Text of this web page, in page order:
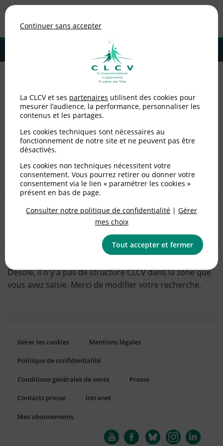
MENU
Adhérer à la CLCV
Nos coordonnées par
département (Haute-
Marne)
Voir toutes nos adresses
OU
OK
Désolé, il n'y a pas de structure CLCV dans la zone que
vous avez saisie. Merci de modifier votre recherche.
Gérer les cookies Mentions légales
Politique de confidentialité
Conditions générales de vente Presse
Contacts presse Intranet
Mes abonnements
Continuer sans accepter
La CLCV et ses partenaires utilisent des cookies pour
mesurer l’audience, la performance, personnaliser les
contenus et les partages.
Les cookies techniques sont nécessaires au
fonctionnement de notre site et ne peuvent pas être
désactivés.
Les cookies non techniques nécessitent votre
consentement. Vous pourrez retirer ou donner votre
consentement via le lien « paramétrer les cookies »
présent en bas de page.
Consulter notre politique de confidentialité | Gérer
mes choix
Tout accepter et fermer